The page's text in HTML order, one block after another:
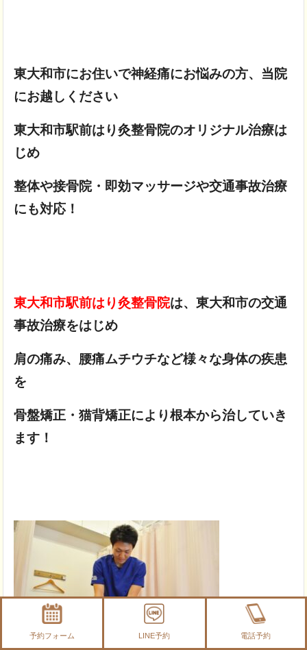
東大和市にお住いで神経痛にお悩みの方、当院
にお越しください
東大和市駅前はり灸整骨院のオリジナル治療は
じめ
整体や接骨院・即効マッサージや交通事故治療
にも対応！
東大和市駅前はり灸整骨院は、東大和市の交通
事故治療をはじめ
肩の痛み、 腰痛ムチウチなど様々な身体の疾患
を
骨盤矯正・猫背矯正により根本から治していき
ます！
予約フォーム LINE予約 電話予約